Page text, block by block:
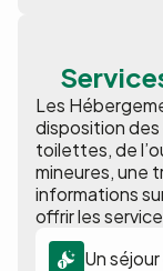
Les
disposition des
toilettes, de
mineures, une
informations
offrir les
Un